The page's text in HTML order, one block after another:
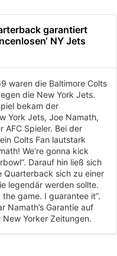
garantiert
NY Jets
waren die Baltimore Colts
die New York Jets.
bekam der
York Jets, Joe Namath,
AFC Spieler. Bei der
Colts Fan lautstark
We‘re gonna kick
Darauf hin ließ sich
Quarterback sich zu einer
legendär werden sollte.
game. I guarantee it”.
Namath’s Garantie auf
Yorker Zeitungen.